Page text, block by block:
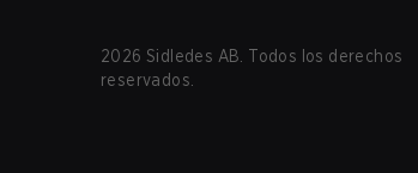
2026 Sidledes AB. Todos los derechos
reservados.